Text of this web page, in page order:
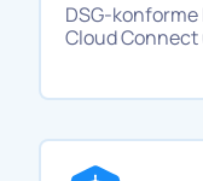
DSG-
Cloud